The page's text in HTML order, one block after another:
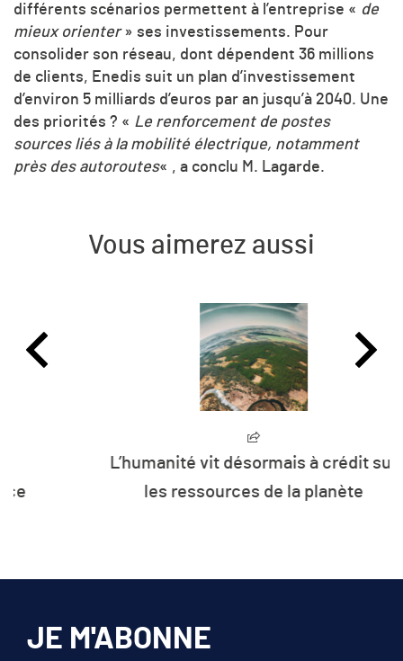
différents scénarios permettent à l’entreprise « de
mieux orienter» ses investissements. Pour
consolider son réseau, dont dépendent 36 millions
de clients, Enedis suit un plan d’investissement
d’environ 5 milliards d’euros par an jusqu’à 2040. Une
des priorités ? « Le renforcement de postes
sources liés à la mobilité électrique, notamment
près des autoroutes« , a conclu M. Lagarde.
Vous aimerez aussi
L’humanité vit désormais à crédit sur
les ressources de la planète